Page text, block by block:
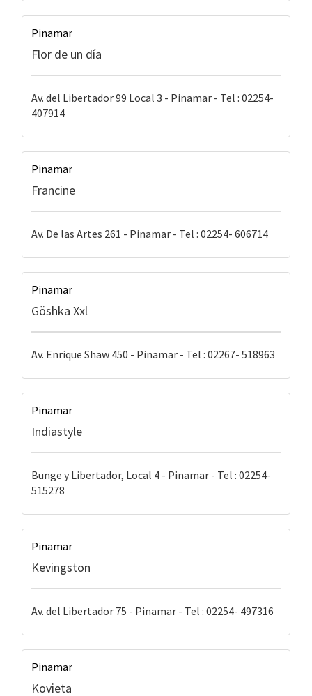
Pinamar
Flor de un día
Av. del Libertador 99 Local 3 - Pinamar - Tel : 02254-
407914
Pinamar
Francine
Av. De las Artes 261 - Pinamar - Tel : 02254- 606714
Pinamar
Göshka Xxl
Av. Enrique Shaw 450 - Pinamar - Tel : 02267- 518963
Pinamar
Indiastyle
Bunge y Libertador, Local 4 - Pinamar - Tel : 02254-
515278
Pinamar
Kevingston
Av. del Libertador 75 - Pinamar - Tel : 02254- 497316
Pinamar
Kovieta